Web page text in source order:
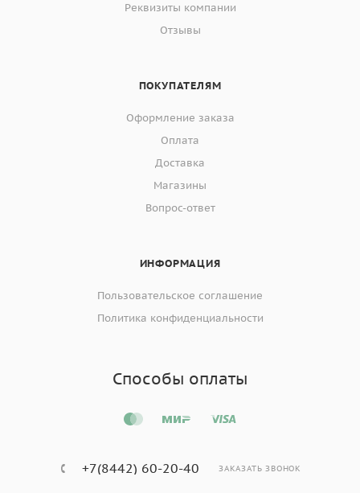
Реквизиты компании
Отзывы
ПОКУПАТЕЛЯМ
Оформление заказа
Оплата
Доставка
Магазины
Вопрос-ответ
ИНФОРМАЦИЯ
Пользовательское соглашение
Политика конфиденциальности
Способы оплаты
+7(8442) 60-20-40 ЗАКАЗАТЬ ЗВОНОК